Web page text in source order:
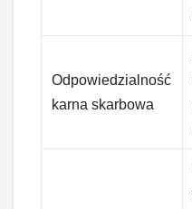
Odpowiedzialność
karna skarbowa